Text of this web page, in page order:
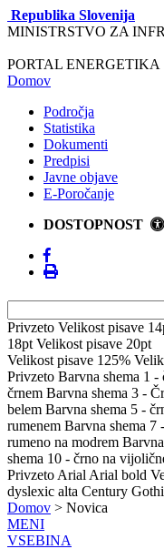
Republika Slovenija
MINISTRSTVO ZA
PORTAL ENERGETIKA
Domov
Področja
Statistika
Dokumenti
Predpisi
Javne objave
E-Poročanje
DOSTOPNOST
Privzeto Velikost pisave
18pt Velikost pisave 20pt
Velikost pisave 125%
Privzeto Barvna shema 1 -
črnem Barvna shema 3 -
belem Barvna shema 5 -
rumenem Barvna shema 7
rumeno na modrem
shema 10 - črno na
Privzeto Arial Arial bold
dyslexic alta Century
Domov > Novica
MENI
VSEBINA